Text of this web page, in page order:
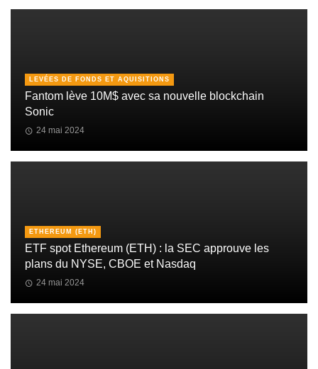
LEVÉES DE FONDS ET AQUISITIONS
Fantom lève 10M$ avec sa nouvelle blockchain
Sonic
24 mai 2024
ETHEREUM (ETH)
ETF spot Ethereum (ETH) : la SEC approuve les
plans du NYSE, CBOE et Nasdaq
24 mai 2024